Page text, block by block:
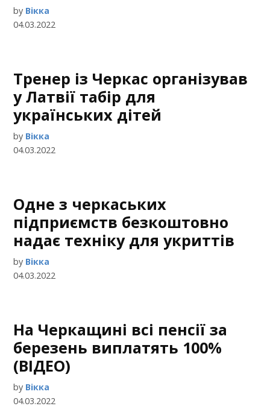
by Вікка
04.03.2022
Тренер із Черкас організував
у Латвії табір для
українських дітей
by Вікка
04.03.2022
Одне з черкаських
підприємств безкоштовно
надає техніку для укриттів
by Вікка
04.03.2022
На Черкащині всі пенсії за
березень виплатять 100%
(ВІДЕО)
by Вікка
04.03.2022